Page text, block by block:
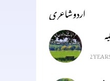
اردوشاعری
2